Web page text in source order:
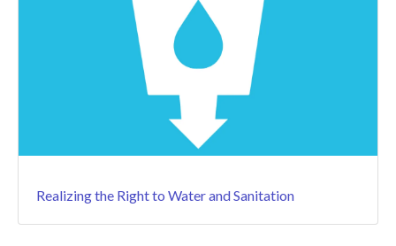
Realizing the Right to Water and Sanitation